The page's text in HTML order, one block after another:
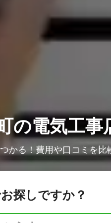
の電気工事
かる！費用や口コミを比
探しですか？